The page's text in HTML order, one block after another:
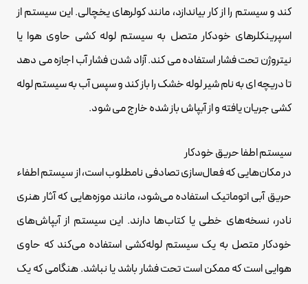
کند و سیستم را از کار بیاندازد، مانند کولرهای یخچالی. این سیستم از
اسپرینکلرهای خودکار متصل به سیستم لوله کشی حاوی هوا یا
نیتروژن تحت فشار استفاده می کند. آزاد شدن فشار آب اجازه می دهد
تا دریچه ای به نام شیر لوله خشک را باز کند و سپس آب به سیستم لوله
کشی جریان یافته و از آبپاش باز شده خارج می شود.
سیستم اطفا حریق خودکار
در مکان‌هایی که فعال‌سازی تصادفی نامطلوب است، از سیستم اطفاء
حریق آبی اتوماتیک استفاده می‌شود، مانند موزه‌هایی که آثار هنری
نادر، نسخه‌های خطی یا کتاب‌ها دارند. این سیستم از آبپاش‌های
خودکار متصل به یک سیستم لوله‌کشی استفاده می‌کند که حاوی
هوایی است که ممکن است تحت فشار باشد یا نباشد. هنگامی که یک